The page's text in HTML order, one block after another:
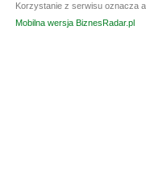
Korzystanie z serwisu oznacza
Mobilna wersja BiznesRadar.pl